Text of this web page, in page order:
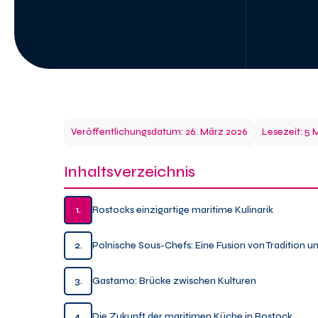
Veröffentlichungsdatum: 26. März 2026 Lesezeit: 5
Inhaltsverzeichnis
1. Rostocks einzigartige maritime Kulinarik
2. Polnische Sous-Chefs: Eine Fusion von Tradition
3. Gastamo: Brücke zwischen Kulturen